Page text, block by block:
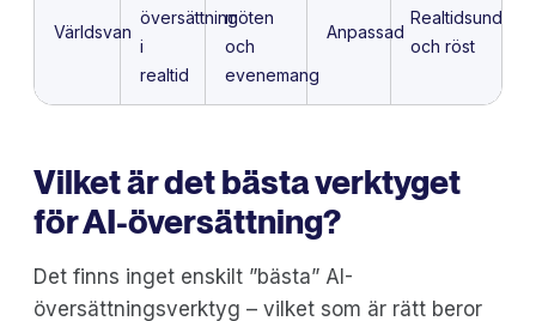
Världsvan
översättning
i
realtid
möten
och
evenemang
Anpassad
och röst
Vilket är det bästa verktyget
för AI-översättning?
Det finns inget enskilt ”bästa” AI-
översättningsverktyg – vilket som är rätt beror